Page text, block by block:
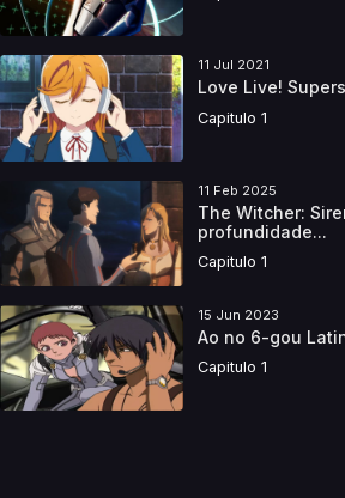
11 Jul 2021
Love Live!
Capitulo 1
11 Feb 2025
The Witcher:
profundidade...
Capitulo 1
15 Jun 2023
Ao no 6-gou
Capitulo 1